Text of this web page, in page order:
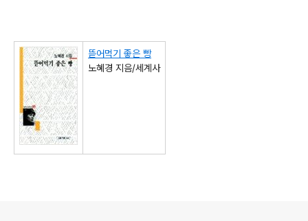
뜯어먹기 좋은 빵
노혜경 지음/세계사